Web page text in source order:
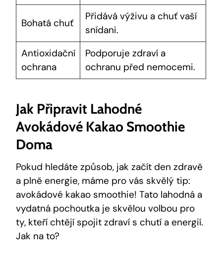
Bohatá chuť
Přidává výživu ⁣a chuť vaší
‍snídani.
Antioxidační
ochrana
Podporuje zdraví a
ochranu před nemocemi.
Jak Připravit Lahodné
Avokádové Kakao Smoothie
Doma
Pokud hledáte způsob,​ jak začít den zdravě
a plně energie, máme pro vás skvělý ​tip:
avokádové kakao smoothie! Tato lahodná a
vydatná pochoutka je skvělou volbou pro
ty, kteří chtějí spojit ⁢zdraví s chutí​ a energií.
Jak na to?